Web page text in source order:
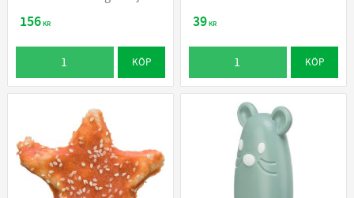
156KR
KÖP
39KR
KÖP